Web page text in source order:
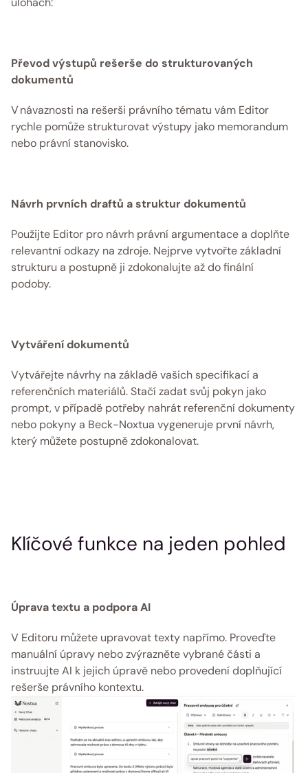
Převod výstupů rešerše do strukturovaných
dokumentů
V návaznosti na rešerši právního tématu vám Editor
rychle pomůže strukturovat výstupy jako memorandum
nebo právní stanovisko.
Návrh prvních draftů a struktur dokumentů
Použijte Editor pro návrh právní argumentace a doplňte
relevantní odkazy na zdroje. Nejprve vytvořte základní
strukturu a postupně ji zdokonalujte až do finální
podoby.
Vytváření dokumentů
Vytvářejte návrhy na základě vašich specifikací a
referenčních materiálů. Stačí zadat svůj pokyn jako
prompt, v případě potřeby nahrát referenční dokumenty
nebo pokyny a Beck-Noxtua vygeneruje první návrh,
který můžete postupně zdokonalovat.
Klíčové funkce na jeden pohled
Úprava textu a podpora AI
V Editoru můžete upravovat texty napřímo. Proveďte
manuální úpravy nebo zvýrazněte vybrané části a
instruujte AI k jejich úpravě nebo provedení doplňující
rešerše právního kontextu.